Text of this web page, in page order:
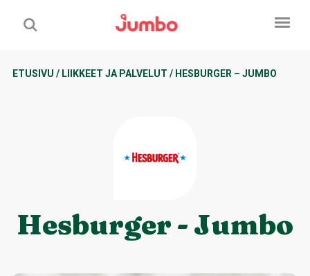
ETUSIVU / LIIKKEET JA PALVELUT / HESBURGER – JUMBO
Hesburger - Jumbo